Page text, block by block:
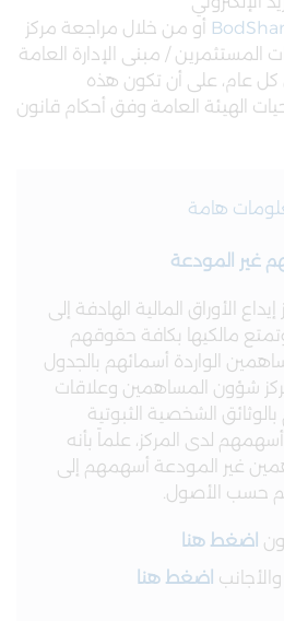
أو من خلال مراجعة مركز
/ مبنى الإدارة العامة
كل عام، على أن تكون هذه
الهيئة العامة وفق أحكام قانون
هامة
غير المودعة
الأوراق المالية الهادفة إلى
مالكيها بكافة حقوقهم
الواردة أسمائهم بالجدول
شؤون المساهمين وعلاقات
الشخصية الثبوتية
لدى المركز، علماً بأنه
غير المودعة أسهمهم إلى
حسب الأصول.
اضغط هنا
اضغط هنا